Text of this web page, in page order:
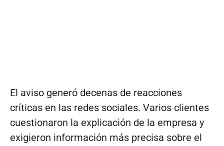
El aviso generó decenas de reacciones
críticas en las redes sociales. Varios clientes
cuestionaron la explicación de la empresa y
exigieron información más precisa sobre el